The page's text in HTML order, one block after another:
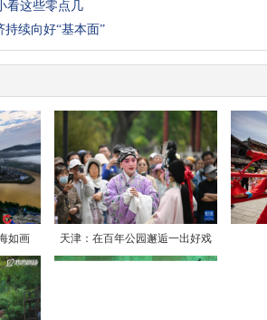
看这些零点几
持续向好“基本面”
如画 天津：在百年公园邂逅一出好戏